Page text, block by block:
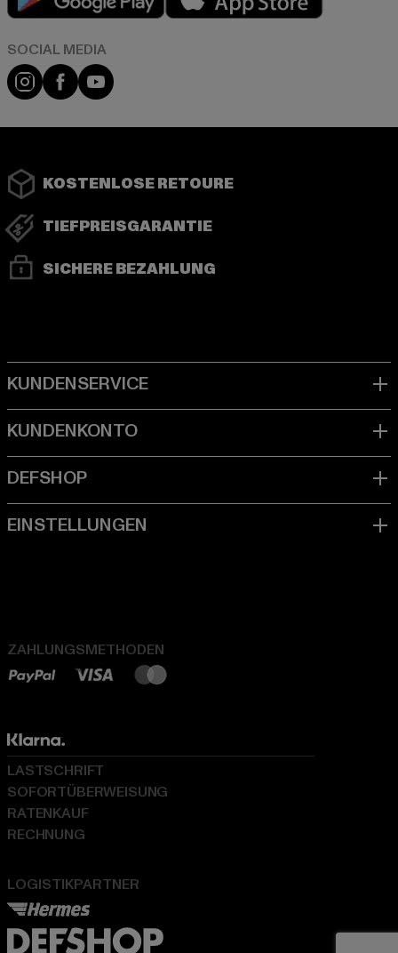
Instagram
FacebookYouTube
KOSTENLOSE RETOURE
TIEFPREISGARANTIE
SICHERE BEZAHLUNG
ZAHLUNGSMETHODEN
LOGISTIKPARTNER
LASTSCHRIFT
SOFORTÜBERWEISUNG
RATENKAUF
RECHNUNG